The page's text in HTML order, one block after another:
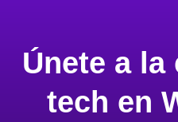
Únete a
tech en